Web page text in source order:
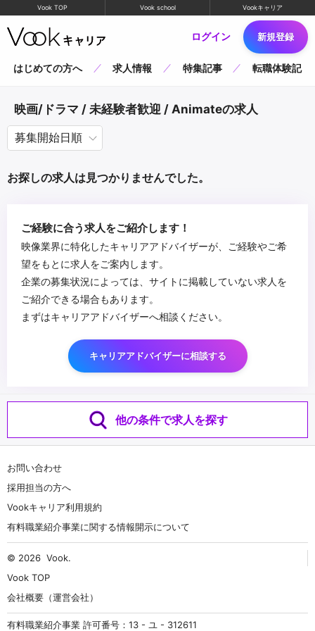
Vook TOP Vook school Vookキャリア
ログイン 新規登録
はじめての方へ 求人情報 特集記事 転職体験記
映画/ドラマ / 未経験者歓迎 / Animateの求人
お探しの求人は見つかりませんでした。
ご経験に合う求人をご紹介します！
映像業界に特化したキャリアアドバイザーが、ご経験やご希
望をもとに求人をご案内します。
企業の募集状況によっては、サイトに掲載していない求人を
ご紹介できる場合もあります。
まずはキャリアアドバイザーへ相談ください。
キャリアアドバイザーに相談する
他の条件で求人を探す
お問い合わせ
採用担当の方へ
Vookキャリア利用規約
有料職業紹介事業に関する情報開示について
© 2026 Vook.
Vook TOP
会社概要（運営会社）
有料職業紹介事業 許可番号：13 - ユ - 312611